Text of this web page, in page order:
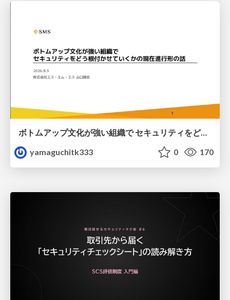
ボトムアップ文化が強い組織で セキュリティをどう根付かせていくかの現在進行形の話 / Making Security Stick in a Bottom-Up Organization
yamaguchitk333
0 170